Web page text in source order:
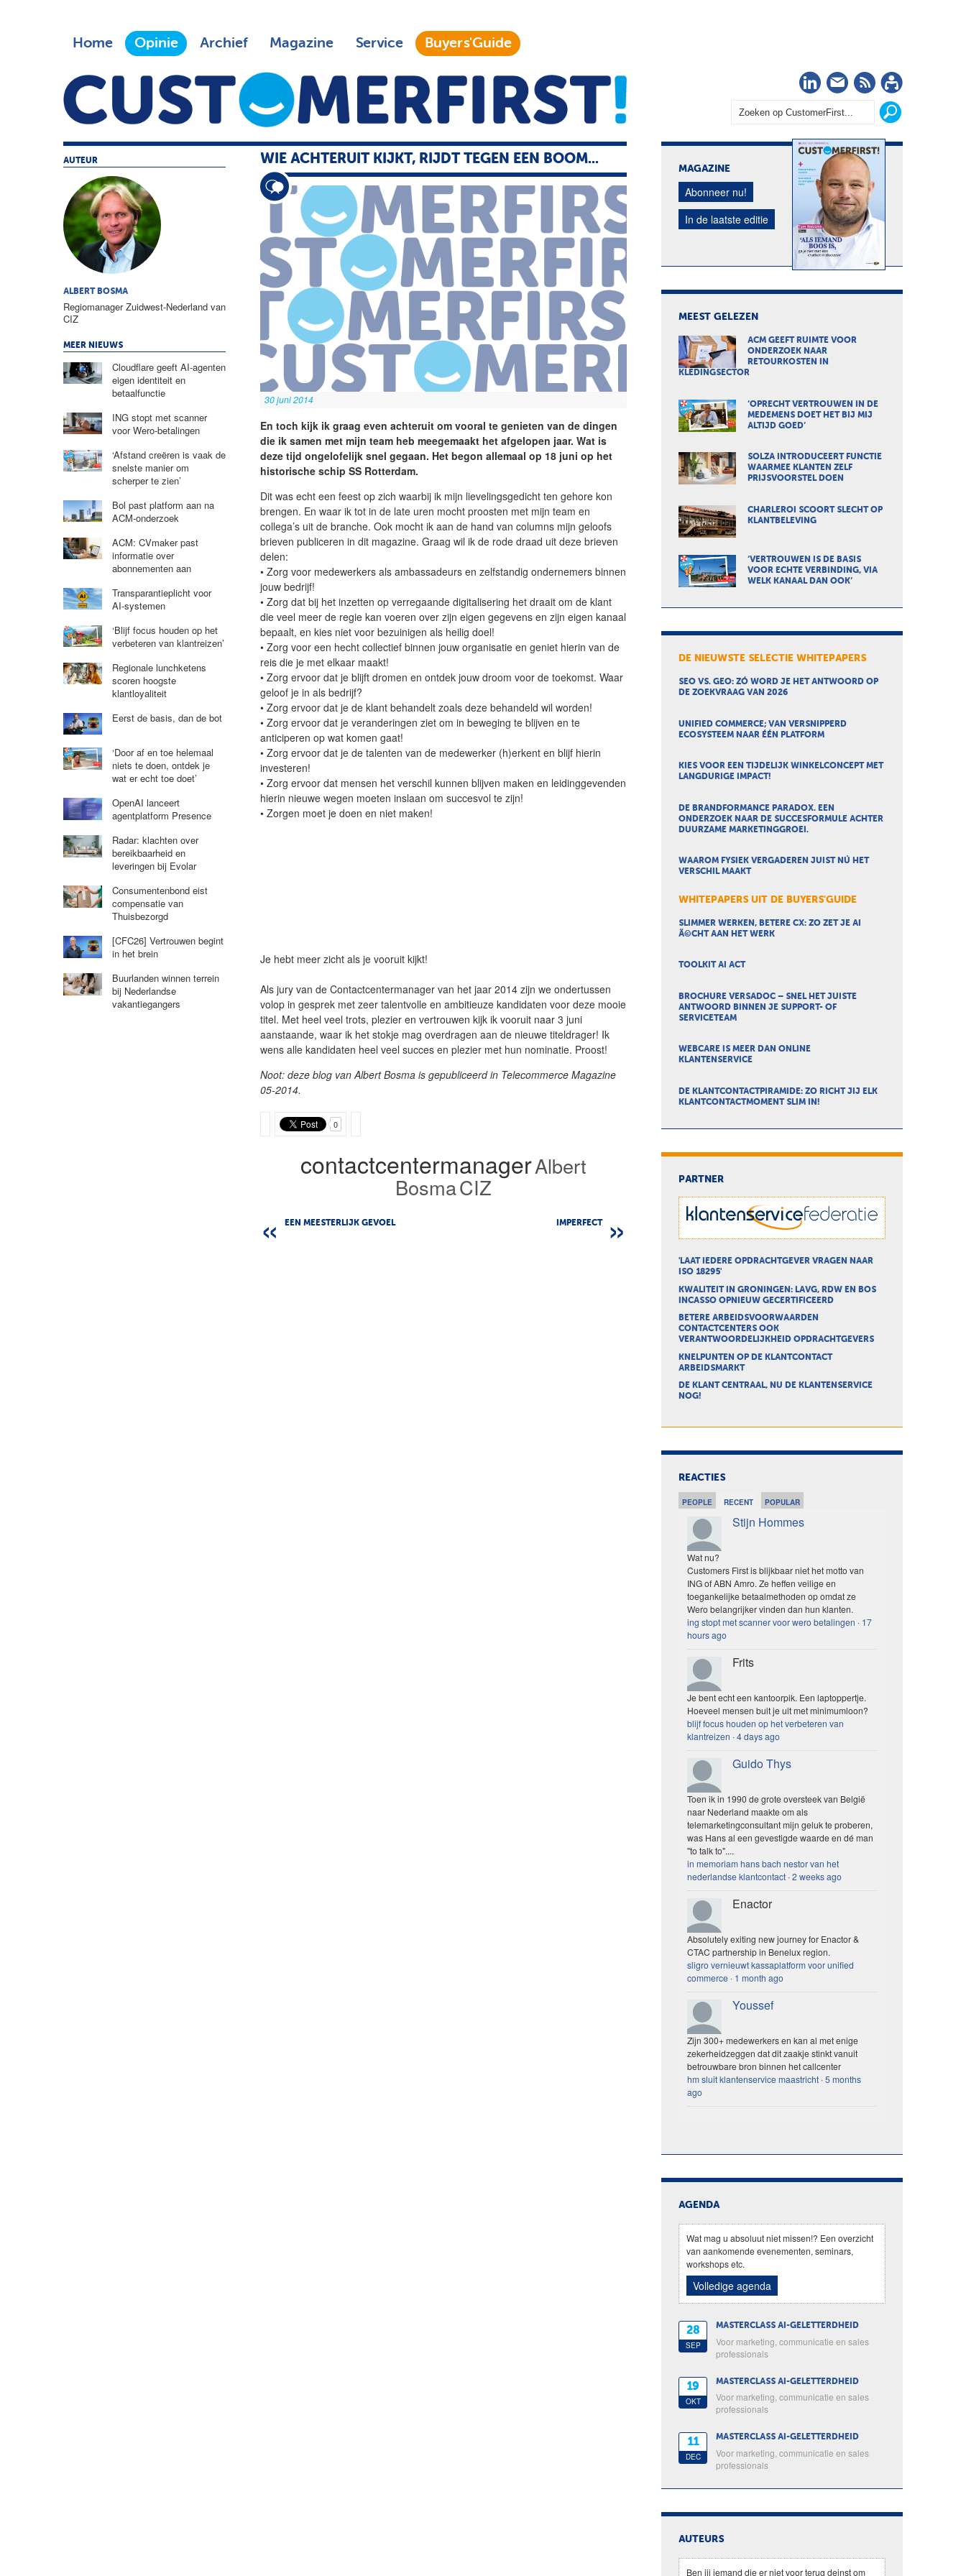
Home Opinie Archief Magazine Service Buyers'Guide
LinkedIn
Nieuwsbrief
RSS
WIE ACHTERUIT KIJKT, RIJDT TEGEN EEN BOOM...
30 juni 2014
En toch kijk ik graag even achteruit om vooral te genieten van de dingen
die ik samen met mijn team heb meegemaakt het afgelopen jaar. Wat is
deze tijd ongelofelijk snel gegaan. Het begon allemaal op 18 juni op het
historische schip SS Rotterdam.
Dit was echt een feest op zich waarbij ik mijn lievelingsgedicht ten gehore kon
brengen. En waar ik tot in de late uren mocht proosten met mijn team en
collega’s uit de branche. Ook mocht ik aan de hand van columns mijn geloofs
brieven publiceren in dit magazine. Graag wil ik de rode draad uit deze brieven
delen:
• Zorg voor medewerkers als ambassadeurs en zelfstandig ondernemers binnen
jouw bedrijf!
• Zorg dat bij het inzetten op verregaande digitalisering het draait om de klant
die veel meer de regie kan voeren over zijn eigen gegevens en zijn eigen kanaal
bepaalt, en kies niet voor bezuinigen als heilig doel!
• Zorg voor een hecht collectief binnen jouw organisatie en geniet hierin van de
reis die je met elkaar maakt!
• Zorg ervoor dat je blijft dromen en ontdek jouw droom voor de toekomst. Waar
geloof je in als bedrijf?
• Zorg ervoor dat je de klant behandelt zoals deze behandeld wil worden!
• Zorg ervoor dat je veranderingen ziet om in beweging te blijven en te
anticiperen op wat komen gaat!
• Zorg ervoor dat je de talenten van de medewerker (h)erkent en blijf hierin
investeren!
• Zorg ervoor dat mensen het verschil kunnen blijven maken en leidinggevenden
hierin nieuwe wegen moeten inslaan om succesvol te zijn!
• Zorgen moet je doen en niet maken!
Je hebt meer zicht als je vooruit kijkt!
Als jury van de Contactcentermanager van het jaar 2014 zijn we ondertussen
volop in gesprek met zeer talentvolle en ambitieuze kandidaten voor deze mooie
titel. Met heel veel trots, plezier en vertrouwen kijk ik vooruit naar 3 juni
aanstaande, waar ik het stokje mag overdragen aan de nieuwe titeldrager! Ik
wens alle kandidaten heel veel succes en plezier met hun nominatie. Proost!
Noot: deze blog van Albert Bosma is gepubliceerd in Telecommerce Magazine
05-2014.
0
contactcentermanagerAlbert
BosmaCIZ
EEN MEESTERLIJK GEVOEL IMPERFECT
AUTEUR
ALBERT BOSMA
Regiomanager Zuidwest-Nederland van
CIZ
MEER NIEUWS
Cloudflare geeft AI-agenten
eigen identiteit en
betaalfunctie
ING stopt met scanner
voor Wero-betalingen
‘Afstand creëren is vaak de
snelste manier om
scherper te zien’
Bol past platform aan na
ACM-onderzoek
ACM: CVmaker past
informatie over
abonnementen aan
Transparantieplicht voor
AI-systemen
‘Blijf focus houden op het
verbeteren van klantreizen’
Regionale lunchketens
scoren hoogste
klantloyaliteit
Eerst de basis, dan de bot
‘Door af en toe helemaal
niets te doen, ontdek je
wat er echt toe doet’
OpenAI lanceert
agentplatform Presence
Radar: klachten over
bereikbaarheid en
leveringen bij Evolar
Consumentenbond eist
compensatie van
Thuisbezorgd
[CFC26] Vertrouwen begint
in het brein
Buurlanden winnen terrein
bij Nederlandse
vakantiegangers
MAGAZINE
Abonneer nu!
In de laatste editie
MEEST GELEZEN
ACM GEEFT RUIMTE VOOR
ONDERZOEK NAAR
RETOURKOSTEN IN
KLEDINGSECTOR
‘OPRECHT VERTROUWEN IN DE
MEDEMENS DOET HET BIJ MIJ
ALTIJD GOED’
SOLZA INTRODUCEERT FUNCTIE
WAARMEE KLANTEN ZELF
PRIJSVOORSTEL DOEN
CHARLEROI SCOORT SLECHT OP
KLANTBELEVING
‘VERTROUWEN IS DE BASIS
VOOR ECHTE VERBINDING, VIA
WELK KANAAL DAN OOK’
DE NIEUWSTE SELECTIE WHITEPAPERS
SEO VS. GEO: ZÓ WORD JE HET ANTWOORD OP
DE ZOEKVRAAG VAN 2026
UNIFIED COMMERCE; VAN VERSNIPPERD
ECOSYSTEEM NAAR ÉÉN PLATFORM
KIES VOOR EEN TIJDELIJK WINKELCONCEPT MET
LANGDURIGE IMPACT!
DE BRANDFORMANCE PARADOX. EEN
ONDERZOEK NAAR DE SUCCESFORMULE ACHTER
DUURZAME MARKETINGGROEI.
WAAROM FYSIEK VERGADEREN JUIST NÚ HET
VERSCHIL MAAKT
WHITEPAPERS UIT DE BUYERS'GUIDE
SLIMMER WERKEN, BETERE CX: ZO ZET JE AI
Ã©CHT AAN HET WERK
TOOLKIT AI ACT
BROCHURE VERSADOC – SNEL HET JUISTE
ANTWOORD BINNEN JE SUPPORT- OF
SERVICETEAM
WEBCARE IS MEER DAN ONLINE
KLANTENSERVICE
DE KLANTCONTACTPIRAMIDE: ZO RICHT JIJ ELK
KLANTCONTACTMOMENT SLIM IN!
PARTNER
'LAAT IEDERE OPDRACHTGEVER VRAGEN NAAR
ISO 18295'
KWALITEIT IN GRONINGEN: LAVG, RDW EN BOS
INCASSO OPNIEUW GECERTIFICEERD
BETERE ARBEIDSVOORWAARDEN
CONTACTCENTERS OOK
VERANTWOORDELIJKHEID OPDRACHTGEVERS
KNELPUNTEN OP DE KLANTCONTACT
ARBEIDSMARKT
DE KLANT CENTRAAL, NU DE KLANTENSERVICE
NOG!
REACTIES
PEOPLE RECENT POPULAR
Stijn Hommes
Wat nu?
Customers First is blijkbaar niet het motto van
ING of ABN Amro. Ze heffen veilige en
toegankelijke betaalmethoden op omdat ze
Wero belangrijker vinden dan hun klanten.
ing stopt met scanner voor wero betalingen · 17
hours ago
Frits
Je bent echt een kantoorpik. Een laptoppertje.
Hoeveel mensen buit je uit met minimumloon?
blijf focus houden op het verbeteren van
klantreizen ·4 days ago
Guido Thys
Toen ik in 1990 de grote oversteek van België
naar Nederland maakte om als
telemarketingconsultant mijn geluk te proberen,
was Hans al een gevestigde waarde en dé man
"to talk to"....
in memoriam hans bach nestor van het
nederlandse klantcontact ·2 weeks ago
Enactor
Absolutely exiting new journey for Enactor &
CTAC partnership in Benelux region.
sligro vernieuwt kassaplatform voor unified
commerce · 1 month ago
Youssef
Zijn 300+ medewerkers en kan al met enige
zekerheidzeggen dat dit zaakje stinkt vanuit
betrouwbare bron binnen het callcenter
hm sluit klantenservice maastricht ·5 months
ago
AGENDA
Wat mag u absoluut niet missen!? Een overzicht
van aankomende evenementen, seminars,
workshops etc.
Volledige agenda
28
SEP
MASTERCLASS AI-GELETTERDHEID
Voor marketing, communicatie en sales
professionals
19
OKT
MASTERCLASS AI-GELETTERDHEID
Voor marketing, communicatie en sales
professionals
11
DEC
MASTERCLASS AI-GELETTERDHEID
Voor marketing, communicatie en sales
professionals
AUTEURS
Ben jij iemand die er niet voor terug deinst om